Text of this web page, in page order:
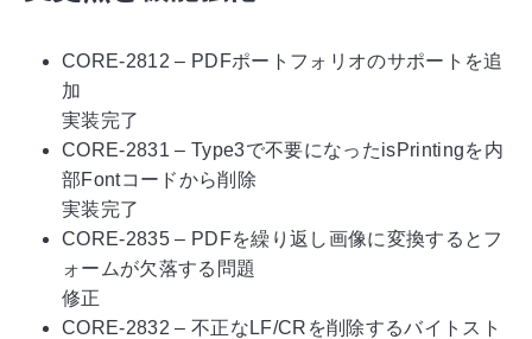
CORE-2812 – PDFポートフォリオのサポートを追
加
実装完了
CORE-2831 – Type3で不要になったisPrintingを内
部Fontコードから削除
実装完了
CORE-2835 – PDFを繰り返し画像に変換するとフ
ォームが欠落する問題
修正
CORE-2832 – 不正なLF/CRを削除するバイトスト